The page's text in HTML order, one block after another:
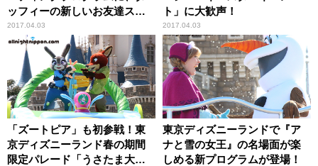
ッフィーの新しいお友達ステ
ラ・ルーが登場！
2017.04.03
ト」に大歓声！
2017.04.03
「ズートピア」も初参戦！東
京ディズニーランド春の期間
限定パレード「うさたま大脱
東京ディズニーランドで『ア
ナと雪の女王』の名場面が楽
しめる新プログラムが登場！